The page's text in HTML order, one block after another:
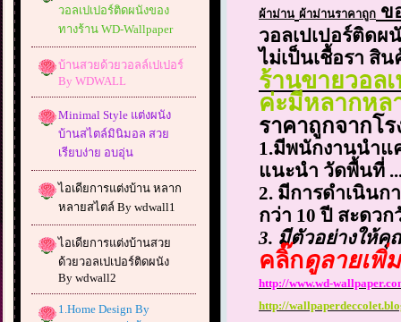
วอลเปเปอร์ติดผนังของ
ทางร้าน WD-Wallpaper
บ้านสวยด้วยวอลล์เปเปอร์
By WDWALL
Minimal Style แต่งผนัง
บ้านสไตล์มินิมอล สวย
เรียบง่าย อบอุ่น
ไอเดียการแต่งบ้าน หลาก
หลายสไตล์ By wdwall1
ไอเดียการแต่งบ้านสวย
ด้วยวอลเปเปอร์ติดผนัง
By wdwall2
1.Home Design By
ผ้าม่าน ผ้าม่านราคาถูก ข
วอลเปเปอร์ติดผ
ไม่เป็นเชื้อรา สิ
ร้านขายวอล
ค่ะมีหลากหล
ราคาถูกจากโร
1.มีพนักงานนำแ
แนะนำ วัดพื้นที่
2. มีการดำเนินก
กว่า 10ปี สะดว
3. มีตัวอย่างให้คุ
คลิ๊กดูลายเพิ่
http://www.wd-
http://